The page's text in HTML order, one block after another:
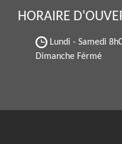
HORAIRE
Lundi - Samedi
Dimanche Férmé